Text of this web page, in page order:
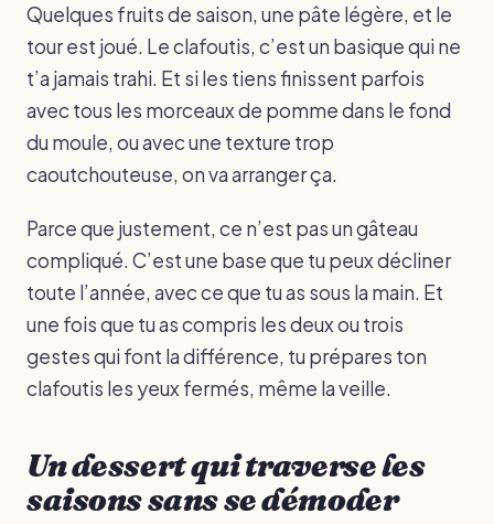
Quelques fruits de saison, une pâte légère, et le
tour est joué. Le clafoutis, c’est un basique qui ne
t’a jamais trahi. Et si les tiens finissent parfois
avec tous les morceaux de pomme dans le fond
du moule, ou avec une texture trop
caoutchouteuse, on va arranger ça.
Parce que justement, ce n’est pas un gâteau
compliqué. C’est une base que tu peux décliner
toute l’année, avec ce que tu as sous la main. Et
une fois que tu as compris les deux ou trois
gestes qui font la différence, tu prépares ton
clafoutis les yeux fermés, même la veille.
Un dessert qui traverse les
saisons sans se démoder